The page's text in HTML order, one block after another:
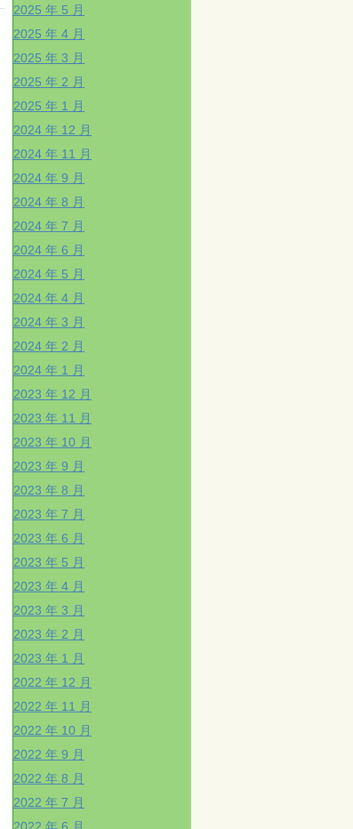
2025 年 5 月
2025 年 4 月
2025 年 3 月
2025 年 2 月
2025 年 1 月
2024 年 12 月
2024 年 11 月
2024 年 9 月
2024 年 8 月
2024 年 7 月
2024 年 6 月
2024 年 5 月
2024 年 4 月
2024 年 3 月
2024 年 2 月
2024 年 1 月
2023 年 12 月
2023 年 11 月
2023 年 10 月
2023 年 9 月
2023 年 8 月
2023 年 7 月
2023 年 6 月
2023 年 5 月
2023 年 4 月
2023 年 3 月
2023 年 2 月
2023 年 1 月
2022 年 12 月
2022 年 11 月
2022 年 10 月
2022 年 9 月
2022 年 8 月
2022 年 7 月
2022 年 6 月